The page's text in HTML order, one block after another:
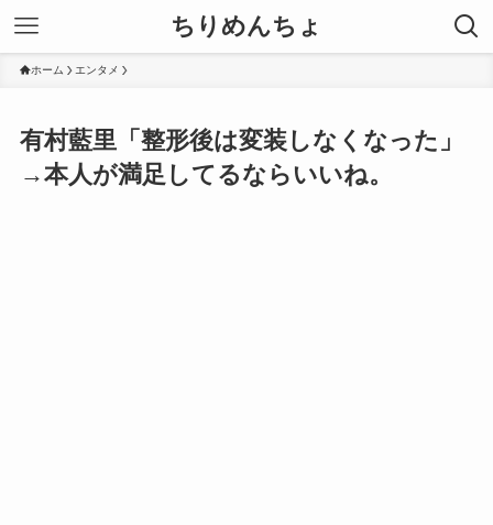
ちりめんちょ
ホーム エンタメ
有村藍里「整形後は変装しなくなった」
→本人が満足してるならいいね。